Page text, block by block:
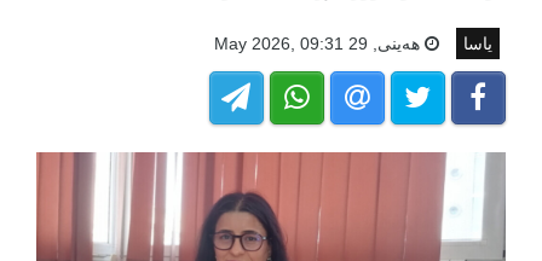
یاسا هه‌ینی, 29 May 2026, 09:31